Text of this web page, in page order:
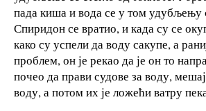
пада киша и вода се у том удубљењу
Спиридон се вратио, и када су се
како су успели да воду сакупе, а
проблем, он је рекао да је он то
почео да прави судове за воду,
воду, а потом их је ложећи ватру